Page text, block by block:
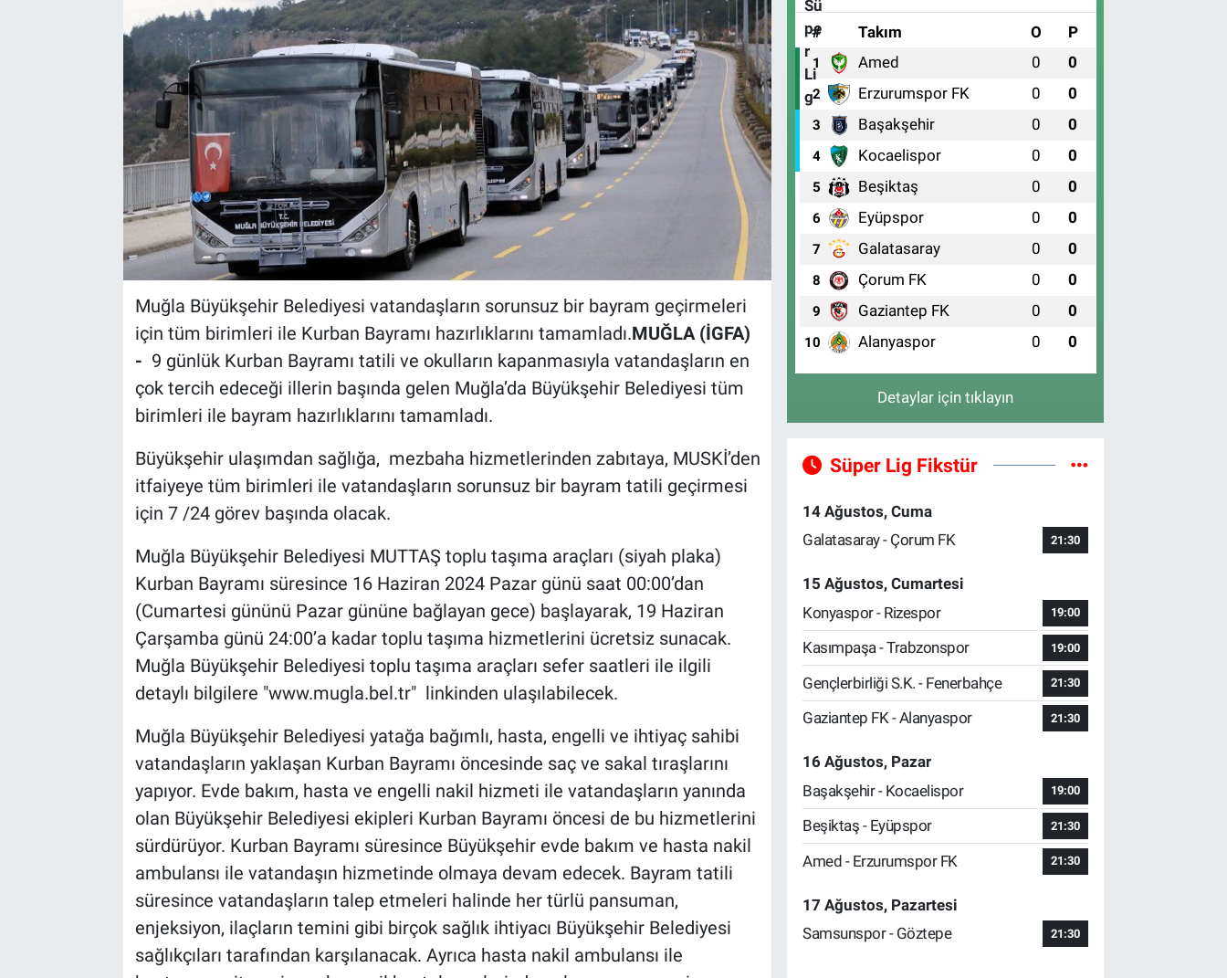
Muğla Büyükşehir Belediyesi vatandaşların sorunsuz bir bayram geçirmeleri
için tüm birimleri ile Kurban Bayramı hazırlıklarını tamamladı.MUĞLA (İGFA)
- 9 günlük Kurban Bayramı tatili ve okulların kapanmasıyla vatandaşların en
çok tercih edeceği illerin başında gelen Muğla’da Büyükşehir Belediyesi tüm
birimleri ile bayram hazırlıklarını tamamladı.
Büyükşehir ulaşımdan sağlığa, mezbaha hizmetlerinden zabıtaya, MUSKİ’den
itfaiyeye tüm birimleri ile vatandaşların sorunsuz bir bayram tatili geçirmesi
için 7 /24 görev başında olacak.
Muğla Büyükşehir Belediyesi MUTTAŞ toplu taşıma araçları (siyah plaka)
Kurban Bayramı süresince 16 Haziran 2024 Pazar günü saat 00:00’dan
(Cumartesi gününü Pazar gününe bağlayan gece) başlayarak, 19 Haziran
Çarşamba günü 24:00’a kadar toplu taşıma hizmetlerini ücretsiz sunacak.
Muğla Büyükşehir Belediyesi toplu taşıma araçları sefer saatleri ile ilgili
detaylı bilgilere "www.mugla.bel.tr" linkinden ulaşılabilecek.
Muğla Büyükşehir Belediyesi yatağa bağımlı, hasta, engelli ve ihtiyaç sahibi
vatandaşların yaklaşan Kurban Bayramı öncesinde saç ve sakal tıraşlarını
yapıyor. Evde bakım, hasta ve engelli nakil hizmeti ile vatandaşların yanında
olan Büyükşehir Belediyesi ekipleri Kurban Bayramı öncesi de bu hizmetlerini
sürdürüyor. Kurban Bayramı süresince Büyükşehir evde bakım ve hasta nakil
ambulansı ile vatandaşın hizmetinde olmaya devam edecek. Bayram tatili
süresince vatandaşların talep etmeleri halinde her türlü pansuman,
enjeksiyon, ilaçların temini gibi birçok sağlık ihtiyacı Büyükşehir Belediyesi
sağlıkçıları tarafından karşılanacak. Ayrıca hasta nakil ambulansı ile
# Takım O P
1 Amed 0 0
2 Erzurumspor FK 0 0
3 Başakşehir 0 0
4 Kocaelispor 0 0
5 Beşiktaş 0 0
6 Eyüpspor 0 0
7 Galatasaray 0 0
8 Çorum FK 0 0
9 Gaziantep FK 0 0
10 Alanyaspor 0 0
Detaylar için tıklayın
Süper Lig Fikstür
14 Ağustos, Cuma
Galatasaray - Çorum FK
21:30
15 Ağustos, Cumartesi
Konyaspor - Rizespor
19:00
Kasımpaşa - Trabzonspor 19:00
Gençlerbirliği S.K. - Fenerbahçe 21:30
Gaziantep FK - Alanyaspor 21:30
16 Ağustos, Pazar
Başakşehir - Kocaelispor
19:00
Beşiktaş - Eyüpspor 21:30
Amed - Erzurumspor FK 21:30
17 Ağustos, Pazartesi
Samsunspor - Göztepe
21:30